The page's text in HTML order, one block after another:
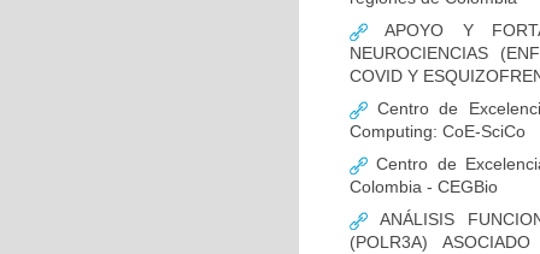
APOYO Y
NEUROCIENCIAS
COVID Y
Centro de
Computing: CoE-SciCo
Centro de
Colombia - CEGBio
ANÁLISIS
(POLR3A)